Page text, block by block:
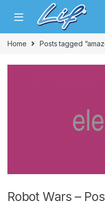
Skip to navigation
Home Posts tagged
Robot Wars –